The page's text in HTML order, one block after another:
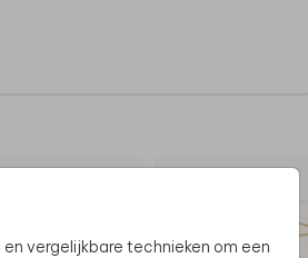
vergelijkbare technieken om een